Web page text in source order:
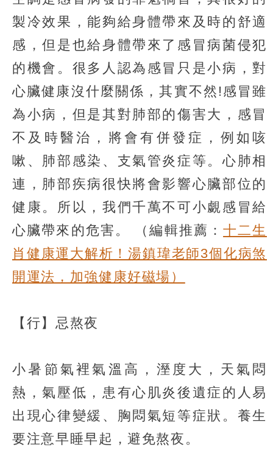
製冷效果，能夠給身體帶來及時的舒適
感，但是也給身體帶來了感冒病菌侵犯
的機會。很多人認為感冒只是小病，對
心臟健康沒什麼關係，其實不然!感冒雖
為小病，但是其對肺部的傷害大，感冒
不及時醫治，將會有併發症，例如咳
嗽、肺部感染、支氣管炎症等。心肺相
連，肺部疾病很快將會影響心臟部位的
健康。所以，我們千萬不可小覷感冒給
心臟帶來的危害。
（編輯推薦：十二生
肖健康運大解析！湯鎮瑋老師3個化病煞
開運法，加強健康好磁場）
【行】忌熬夜
小暑節氣裡氣溫高，溼度大，天氣悶
熱，氣壓低，患有心肌炎後遺症的人易
出現心律變緩、胸悶氣短等症狀。養生
要注意早睡早起，避免熬夜。